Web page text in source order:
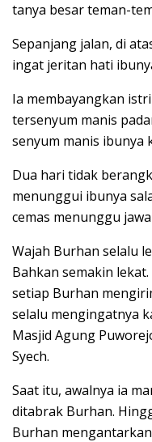
tanya besar teman-
Sepanjang jalan, di
ingat jeritan hati
Ia membayangkan
tersenyum manis
senyum manis ibunya
Dua hari tidak
menunggui ibunya
cemas menunggu
Wajah Burhan selalu
Bahkan semakin
setiap Burhan
selalu mengingatnya
Masjid Agung
Syech.
Saat itu, awalnya ia
ditabrak Burhan.
Burhan